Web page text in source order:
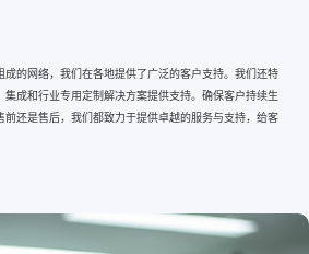
的网络，我们在各地提供了广泛的客户支持。我们还特
成和行业专用定制解决方案提供支持。确保客户持续生
还是售后，我们都致力于提供卓越的服务与支持，给客